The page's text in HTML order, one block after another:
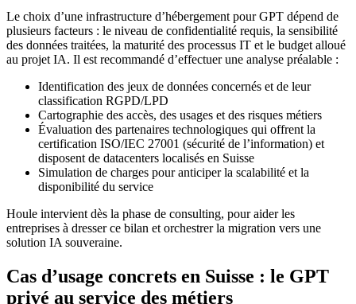
Le choix d’une infrastructure d’hébergement pour GPT dépend de
plusieurs facteurs : le niveau de confidentialité requis, la sensibilité
des données traitées, la maturité des processus IT et le budget alloué
au projet IA. Il est recommandé d’effectuer une analyse préalable :
Identification des jeux de données concernés et de leur
classification RGPD/LPD
Cartographie des accès, des usages et des risques métiers
Évaluation des partenaires technologiques qui offrent la
certification ISO/IEC 27001 (sécurité de l’information) et
disposent de datacenters localisés en Suisse
Simulation de charges pour anticiper la scalabilité et la
disponibilité du service
Houle intervient dès la phase de consulting, pour aider les
entreprises à dresser ce bilan et orchestrer la migration vers une
solution IA souveraine.
Cas d’usage concrets en Suisse : le GPT
privé au service des métiers